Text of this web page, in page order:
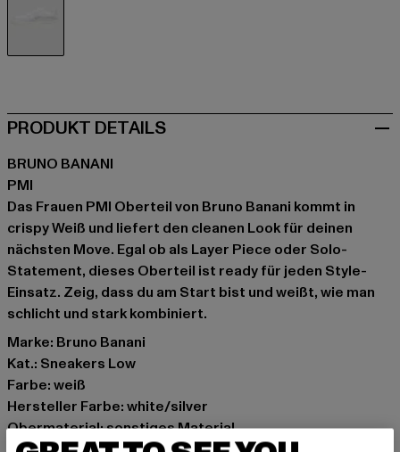
PRODUKT DETAILS
BRUNO BANANI
PMI
Das Frauen PMI Oberteil von Bruno Banani kommt in
crispy Weiß und liefert den cleanen Look für deinen
nächsten Move. Egal ob als Layer Piece oder Solo-
Statement, dieses Oberteil ist ready für jeden Style-
Einsatz. Zeig, dass du am Start bist und weißt, wie man
schlicht und stark kombiniert.
Marke: Bruno Banani
Kat.: Sneakers Low
Farbe: weiß
Hersteller Farbe: white/silver
Obermaterial: sonstiges Material